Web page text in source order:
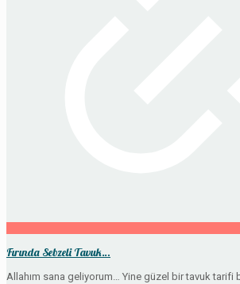
Fırında Sebzeli Tavuk…
Allahım sana geliyorum… Yine güzel bir tavuk tarifi